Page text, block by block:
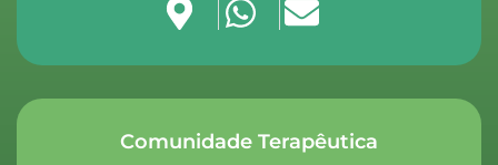
Comunidade Terapêutica